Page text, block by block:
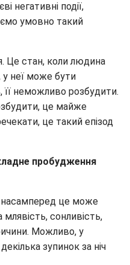
негативні події,
умовно такий
Це стан, коли людина
у неї може бути
її неможливо розбудити.
це майже
це такий епізод
пробудження
це може
сонливість,
Можливо, у
зупинок за ніч